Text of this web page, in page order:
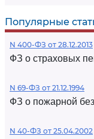
Популярные
N 400-ФЗ от 28.12.2013
ФЗ о страховых
N 69-ФЗ от 21.12.1994
ФЗ о пожарной
N 40-ФЗ от 25.04.2002